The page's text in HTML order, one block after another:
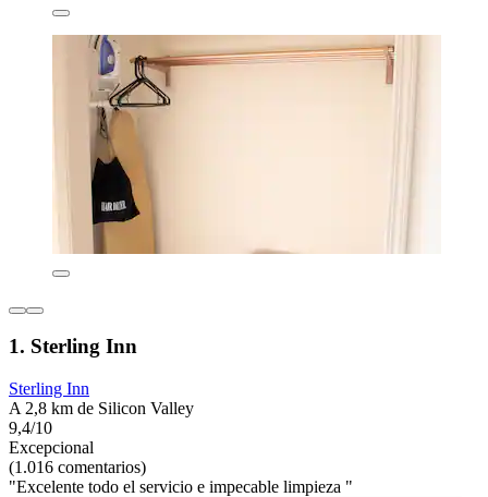
1. Sterling Inn
Sterling Inn
A 2,8 km de Silicon Valley
9,4/10
Excepcional
(1.016 comentarios)
"Excelente todo el servicio e impecable limpieza "